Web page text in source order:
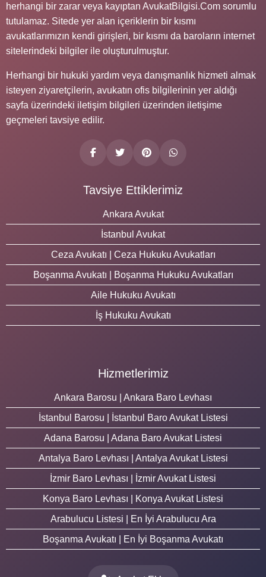
herhangi bir zarar veya kayıptan AvukatBilgisi.Com sorumlu
tutulamaz. Sitede yer alan içeriklerin bir kısmı
avukatlarımızın kendi girişleri, bir kısmı da baroların internet
sitelerindeki bilgiler ile oluşturulmuştur.
Herhangi bir hukuki yardım veya danışmanlık hizmeti almak
isteyen ziyaretçilerin, avukatın ofis bilgilerinin yer aldığı
sayfa üzerindeki iletişim bilgileri üzerinden iletişime
geçmeleri tavsiye edilir.
Tavsiye Ettiklerimiz
Ankara Avukat
İstanbul Avukat
Ceza Avukatı | Ceza Hukuku Avukatları
Boşanma Avukatı | Boşanma Hukuku Avukatları
Aile Hukuku Avukatı
İş Hukuku Avukatı
Hizmetlerimiz
Ankara Barosu | Ankara Baro Levhası
İstanbul Barosu | İstanbul Baro Avukat Listesi
Adana Barosu | Adana Baro Avukat Listesi
Antalya Baro Levhası | Antalya Avukat Listesi
İzmir Baro Levhası | İzmir Avukat Listesi
Konya Baro Levhası | Konya Avukat Listesi
Arabulucu Listesi | En İyi Arabulucu Ara
Boşanma Avukatı | En İyi Boşanma Avukatı